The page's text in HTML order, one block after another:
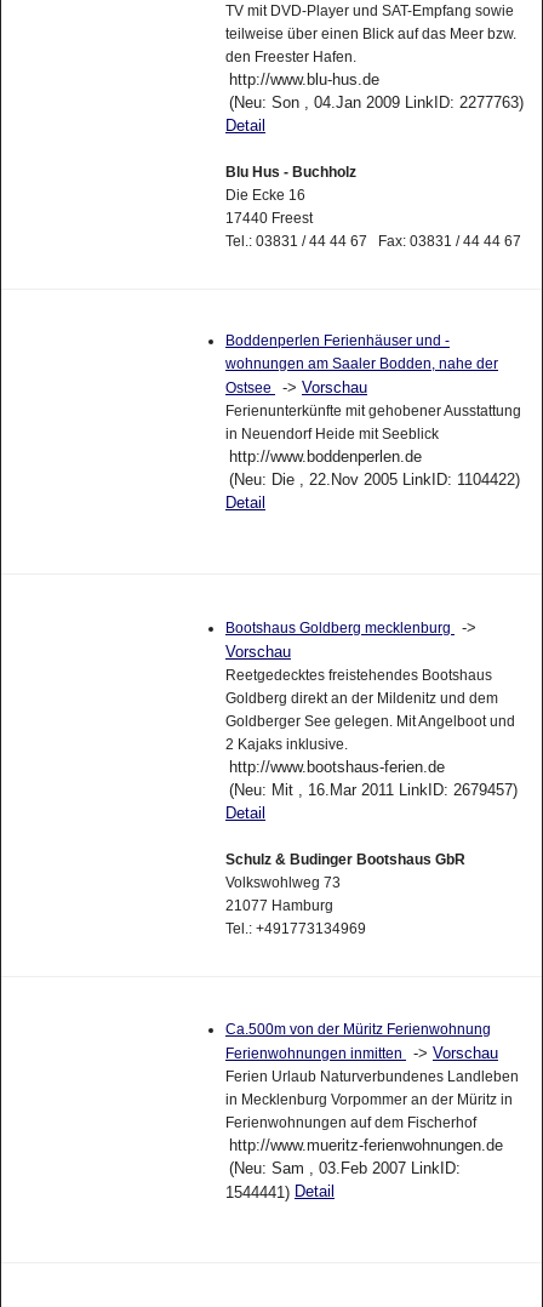
TV mit DVD-Player und SAT-Empfang sowie
teilweise über einen Blick auf das Meer bzw.
den Freester Hafen.
http://www.blu-hus.de
(Neu: Son , 04.Jan 2009 LinkID: 2277763)
Detail
Blu Hus - Buchholz
Die Ecke 16
17440 Freest
Tel.: 03831 / 44 44 67 Fax: 03831 / 44 44 67
Boddenperlen Ferienhäuser und -
wohnungen am Saaler Bodden, nahe der
Ostsee
-> Vorschau
Ferienunterkünfte mit gehobener Ausstattung
in Neuendorf Heide mit Seeblick
http://www.boddenperlen.de
(Neu: Die , 22.Nov 2005 LinkID: 1104422)
Detail
Bootshaus Goldberg mecklenburg
->
Vorschau
Reetgedecktes freistehendes Bootshaus
Goldberg direkt an der Mildenitz und dem
Goldberger See gelegen. Mit Angelboot und
2 Kajaks inklusive.
http://www.bootshaus-ferien.de
(Neu: Mit , 16.Mar 2011 LinkID: 2679457)
Detail
Schulz & Budinger Bootshaus GbR
Volkswohlweg 73
21077 Hamburg
Tel.: +491773134969
Ca.500m von der Müritz Ferienwohnung
Ferienwohnungen inmitten
-> Vorschau
Ferien Urlaub Naturverbundenes Landleben
in Mecklenburg Vorpommer an der Müritz in
Ferienwohnungen auf dem Fischerhof
http://www.mueritz-ferienwohnungen.de
(Neu: Sam , 03.Feb 2007 LinkID:
1544441) Detail